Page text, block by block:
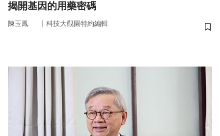
揭開基因的用藥密碼
陳玉鳳 ｜ 科技大觀園特約編輯
儲